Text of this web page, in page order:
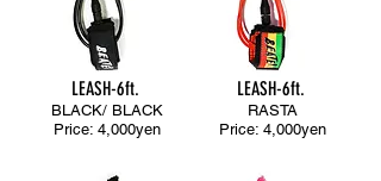
LEASH-6ft.
RASTA
Price: 4,000yen
LEASH-6ft.
BLACK/ BLACK
Price: 4,000yen